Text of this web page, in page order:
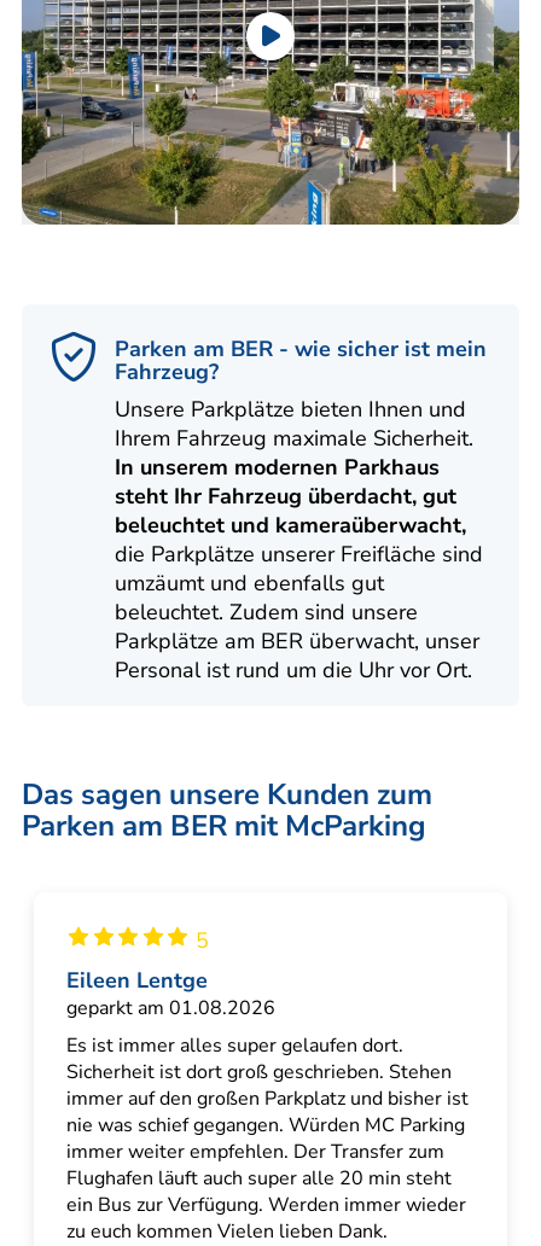
Parken am BER - wie sicher ist mein
Fahrzeug?
Unsere Parkplätze bieten Ihnen und
Ihrem Fahrzeug maximale Sicherheit.
In unserem modernen Parkhaus
steht Ihr Fahrzeug überdacht, gut
beleuchtet und kameraüberwacht,
die Parkplätze unserer Freifläche sind
umzäumt und ebenfalls gut
beleuchtet. Zudem sind unsere
Parkplätze am BER überwacht, unser
Personal ist rund um die Uhr vor Ort.
Das sagen unsere Kunden zum
Parken am BER mit McParking
5
Eileen Lentge
geparkt am 01.08.2026
Es ist immer alles super gelaufen dort.
Sicherheit ist dort groß geschrieben. Stehen
immer auf den großen Parkplatz und bisher ist
nie was schief gegangen. Würden MC Parking
immer weiter empfehlen. Der Transfer zum
Flughafen läuft auch super alle 20 min steht
ein Bus zur Verfügung. Werden immer wieder
zu euch kommen Vielen lieben Dank.